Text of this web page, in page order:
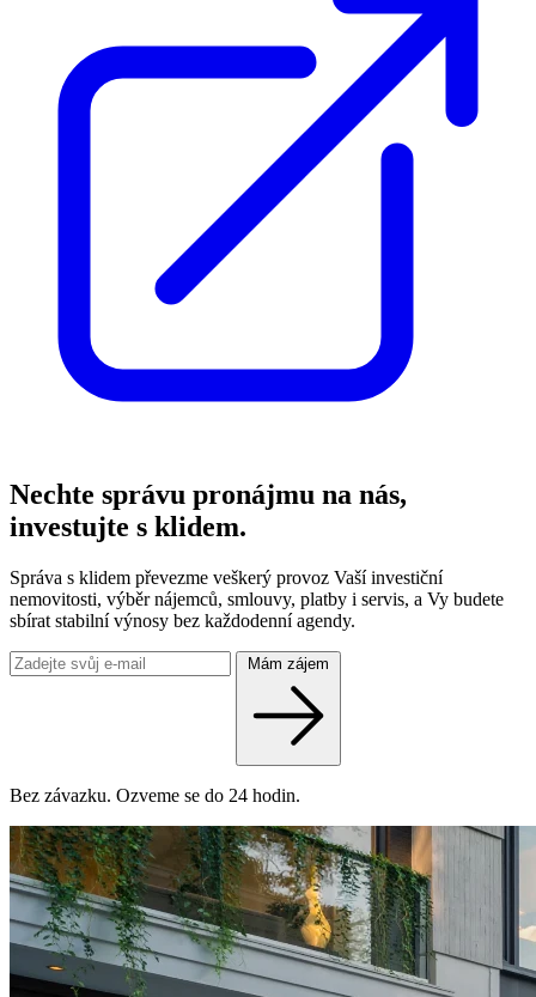
Nechte správu pronájmu na nás,
investujte s klidem.
Správa s klidem převezme veškerý provoz Vaší investiční
nemovitosti, výběr nájemců, smlouvy, platby i servis, a Vy budete
sbírat stabilní výnosy bez každodenní agendy.
Mám zájem
Bez závazku. Ozveme se do 24 hodin.